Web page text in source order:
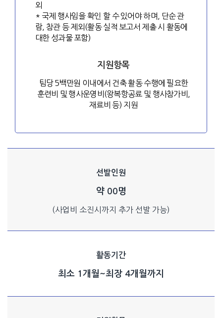
외
* 국제 행사임을 확인 할 수 있어야 하며, 단순 관
람, 참관 등 제외(활동 실적 보고서 제출 시 활동에
대한 성과물 포함)
지원항목
팀당 5백만원 이내에서 건축 활동 수행에 필요한
훈련비 및 행사운영비(왕복항공료 및 행사참가비,
재료비 등) 지원
선발인원
약 00명
(사업비 소진시까지 추가 선발 가능)
활동기간
최소 1개월~최장 4개월까지